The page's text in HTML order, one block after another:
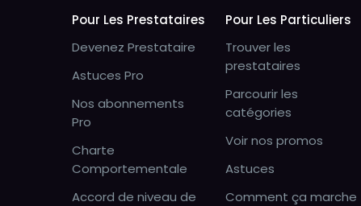
Pour Les Prestataires
Devenez Prestataire
Astuces Pro
Nos abonnements
Pro
Charte
Comportementale
Accord de niveau de
Pour Les Particuliers
Trouver les
prestataires
Parcourir les
catégories
Voir nos promos
Astuces
Comment ça marche